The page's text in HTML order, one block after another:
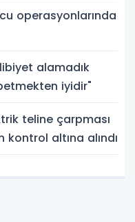
operasyonlarında
alamadık
iyidir"
teline çarpması
kontrol altına alındı